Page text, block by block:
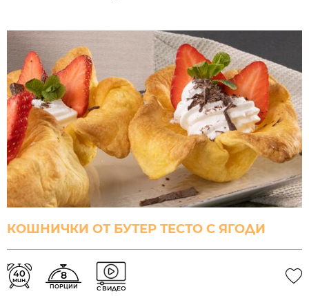
КОШНИЧКИ ОТ БУТЕР ТЕСТО С ЯГОДИ
40
мин. 8
ПОРЦИИ С ВИДЕО